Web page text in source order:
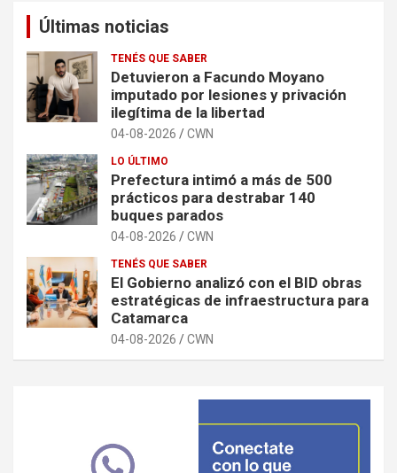
Últimas noticias
TENÉS QUE SABER
Detuvieron a Facundo Moyano
imputado por lesiones y privación
ilegítima de la libertad
04-08-2026 CWN
LO ÚLTIMO
Prefectura intimó a más de 500
prácticos para destrabar 140
buques parados
04-08-2026 CWN
TENÉS QUE SABER
El Gobierno analizó con el BID obras
estratégicas de infraestructura para
Catamarca
04-08-2026 CWN